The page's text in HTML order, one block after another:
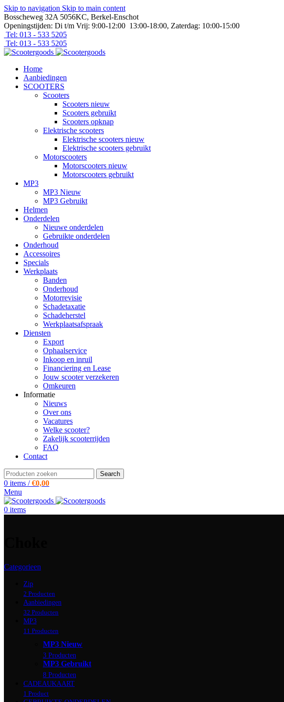
Skip to navigation Skip to main content
Bosscheweg 32A 5056KC, Berkel-Enschot
Openingstijden: Di t/m Vrij: 9:00-12:00 13:00-18:00, Zaterdag: 10:00-15:00
Tel: 013 - 533 5205
Tel: 013 - 533 5205
Home
Aanbiedingen
SCOOTERS
Scooters
Scooters nieuw
Scooters gebruikt
Scooters opknap
Elektrische scooters
Elektrische scooters nieuw
Elektrische scooters gebruikt
Motorscooters
Motorscooters nieuw
Motorscooters gebruikt
MP3
MP3 Nieuw
MP3 Gebruikt
Helmen
Onderdelen
Nieuwe onderdelen
Gebruikte onderdelen
Onderhoud
Accessoires
Specials
Werkplaats
Banden
Onderhoud
Motorrevisie
Schadetaxatie
Schadeherstel
Werkplaatsafspraak
Diensten
Export
Ophaalservice
Inkoop en inruil
Financiering en Lease
Jouw scooter verzekeren
Omkeuren
Informatie
Nieuws
Over ons
Vacatures
Welke scooter?
Zakelijk scooterrijden
FAQ
Contact
Search
0 items / €0,00
Menu
0 items
Categorieen
Zip
2 Producten
Aanbiedingen
32 Producten
MP3
11 Producten
MP3 Nieuw
3 Producten
MP3 Gebruikt
8 Producten
CADEAUKAART
1 Product